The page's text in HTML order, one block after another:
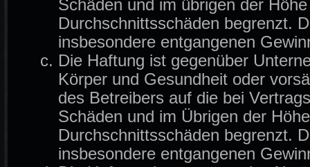
Schäden und im übrigen der
Durchschnittsschäden begrenzt.
insbesondere entgangenen
Die Haftung ist gegenüber
Körper und Gesundheit oder
des Betreibers auf die bei
Schäden und im Übrigen der
Durchschnittsschäden begrenzt.
insbesondere entgangenen